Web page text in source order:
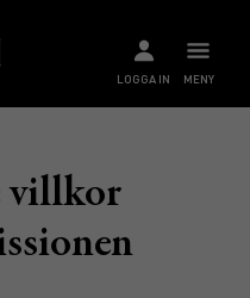
MENY
LOGGA IN
villkor